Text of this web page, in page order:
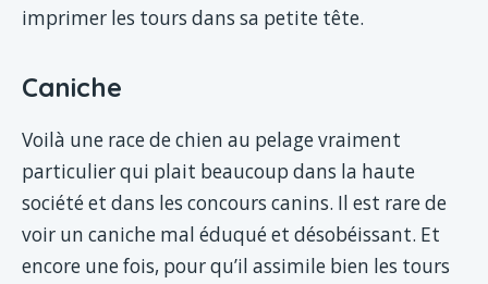
imprimer les tours dans sa petite tête.
Caniche
Voilà une race de chien au pelage vraiment
particulier qui plait beaucoup dans la haute
société et dans les concours canins. Il est rare de
voir un caniche mal éduqué et désobéissant. Et
encore une fois, pour qu’il assimile bien les tours